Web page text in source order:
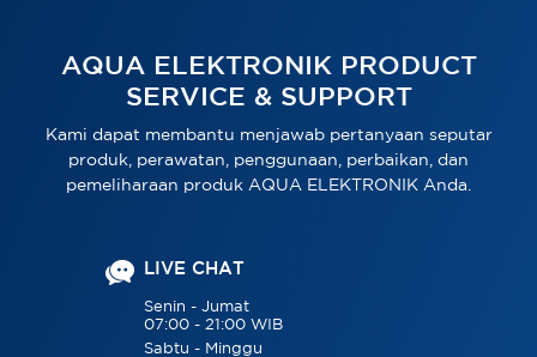
AQUA ELEKTRONIK PRODUCT
SERVICE & SUPPORT
Kami dapat membantu menjawab pertanyaan seputar
produk, perawatan, penggunaan, perbaikan, dan
pemeliharaan produk AQUA ELEKTRONIK Anda.
LIVE CHAT
Senin - Jumat
07:00 - 21:00 WIB
Sabtu - Minggu